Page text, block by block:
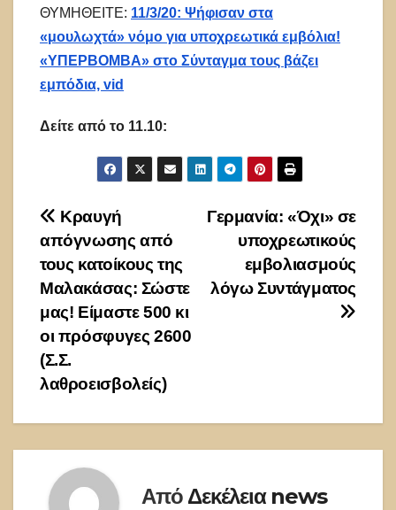
ΘΥΜΗΘΕΙΤΕ: 11/3/20: Ψήφισαν στα
«μουλωχτά» νόμο για υποχρεωτικά εμβόλια!
«ΥΠΕΡΒΟΜΒΑ» στο Σύνταγμα τους βάζει
εμπόδια, vid
Δείτε από το 11.10:
Πλοήγηση
άρθρων
Γερμανία: «Όχι» σε
υποχρεωτικούς
εμβολιασμούς
λόγω Συντάγματος
Κραυγή
απόγνωσης από
τους κατοίκους της
Μαλακάσας: Σώστε
μας! Είμαστε 500 κι
οι πρόσφυγες 2600
(Σ.Σ.
λαθροεισβολείς)
Από Δεκέλεια news